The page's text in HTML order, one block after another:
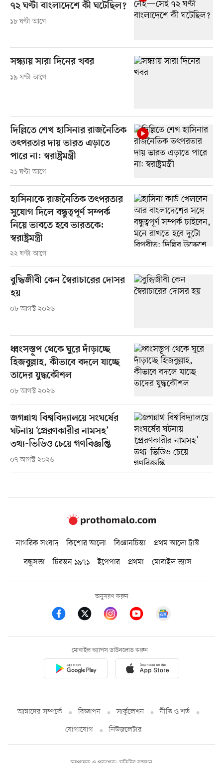
৭২ ঘণ্টা বাংলাদেশে কী ঘটেছিল?
১৮ ঘণ্টা আগে
সন্ধ্যায় সারা দিনের খবর
১৯ ঘণ্টা আগে
দিল্লিতে শেখ হাসিনার রাজনৈতিক
তৎপরতার দায় ভারত এড়াতে
পারে না: স্বরাষ্ট্রমন্ত্রী
২১ ঘণ্টা আগে
হাসিনাকে রাজনৈতিক তৎপরতার
সুযোগ দিলে বন্ধুত্বপূর্ণ সম্পর্ক
নিয়ে ভাবতে হবে ভারতকে:
স্বরাষ্ট্রমন্ত্রী
২২ ঘণ্টা আগে
বুদ্ধিজীবী কেন স্বৈরাচারের দোসর
হয়
০৮ আগস্ট ২০২৬
ধ্বংসস্তূপ থেকে ঘুরে দাঁড়াচ্ছে
হিজবুল্লাহ, কীভাবে বদলে যাচ্ছে
তাদের যুদ্ধকৌশল
০৮ আগস্ট ২০২৬
জগন্নাথ বিশ্ববিদ্যালয়ে সংঘর্ষের
ঘটনায় ‘প্রেরণকারীর নামসহ’
তথ্য-ভিডিও চেয়ে গণবিজ্ঞপ্তি
০৭ আগস্ট ২০২৬
নাগরিক সংবাদ কিশোর আলো বিজ্ঞানচিন্তা
প্রথম আলো ট্রাস্ট
বন্ধুসভা
চিরন্তন ১৯৭১ ইপেপার প্রথমা মোবাইল ভ্যাস
অনুসরণ করুন
মোবাইল অ্যাপস ডাউনলোড করুন
আমাদের সম্পর্কে বিজ্ঞাপন সার্কুলেশন
নীতি ও শর্ত
যোগাযোগ
নিউজলেটার